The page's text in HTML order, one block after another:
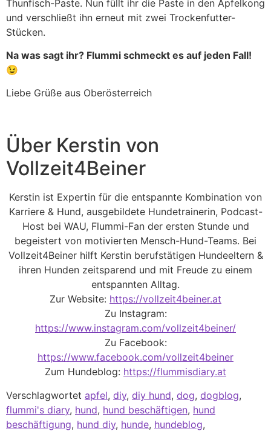
Thunfisch-Paste. Nun füllt ihr die Paste in den Apfelkong
und verschließt ihn erneut mit zwei Trockenfutter-
Stücken.
Na was sagt ihr? Flummi schmeckt es auf jeden Fall!
😉
Liebe Grüße aus Oberösterreich
Über Kerstin von
Vollzeit4Beiner
Kerstin ist Expertin für die entspannte Kombination von
Karriere & Hund, ausgebildete Hundetrainerin, Podcast-
Host bei WAU, Flummi-Fan der ersten Stunde und
begeistert von motivierten Mensch-Hund-Teams. Bei
Vollzeit4Beiner hilft Kerstin berufstätigen Hundeeltern &
ihren Hunden zeitsparend und mit Freude zu einem
entspannten Alltag.
Zur Website: https://vollzeit4beiner.at
Zu Instagram:
https://www.instagram.com/vollzeit4beiner/
Zu Facebook:
https://www.facebook.com/vollzeit4beiner
Zum Hundeblog: https://flummisdiary.at
Verschlagwortet apfel, diy, diy hund, dog, dogblog,
flummi's diary, hund, hund beschäftigen, hund
beschäftigung, hund diy, hunde, hundeblog,